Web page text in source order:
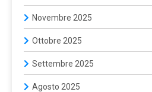
Novembre 2025
Ottobre 2025
Settembre 2025
Agosto 2025